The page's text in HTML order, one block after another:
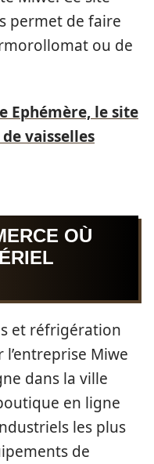
permet de faire
ou de
Ephémère, le site
vaisselles
OÙ
et réfrigération
Miwe
dans la ville
en ligne
les plus
de